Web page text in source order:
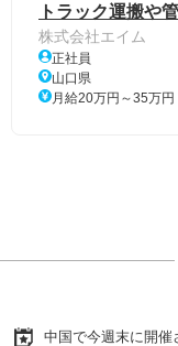
トラック運搬や
株式会社エイム
正社員
山口県
月給20万円～35万円
中国で今週末に開催